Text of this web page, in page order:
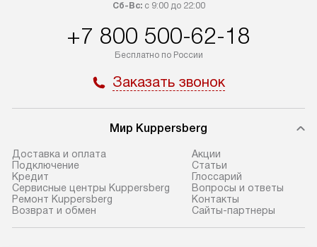
Сб-Вс:с 9:00 до 22:00
+7 800 500-62-18
Бесплатно по России
Заказать звонок
Мир Kuppersberg
Доставка и оплата
Подключение
Кредит
Сервисные центры Kuppersberg
Ремонт Kuppersberg
Возврат и обмен
Акции
Cтатьи
Глоссарий
Вопросы и ответы
Контакты
Сайты-партнеры